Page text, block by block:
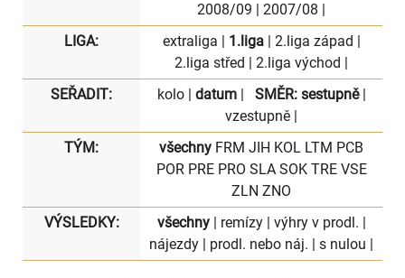
2008/09 | 2007/08 |
LIGA:
extraliga | 1.liga| 2.liga západ |
2.liga střed | 2.liga východ |
SEŘADIT:
kolo| datum| SMĚR: sestupně|
vzestupně |
TÝM:
všechny FRM JIH KOL LTM PCB
POR PRE PRO SLA SOK TRE VSE
ZLN ZNO
VÝSLEDKY:
všechny| remízy| výhry v prodl. |
nájezdy | prodl. nebo náj. | s nulou |